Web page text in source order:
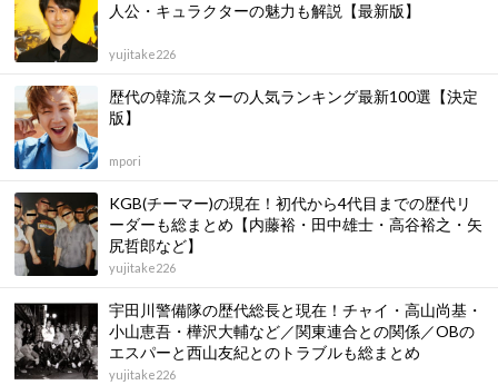
人公・キュラクターの魅力も解説【最新版】
yujitake226
歴代の韓流スターの人気ランキング最新100選【決定
版】
mpori
KGB(チーマー)の現在！初代から4代目までの歴代リ
ーダーも総まとめ【内藤裕・田中雄士・高谷裕之・矢
尻哲郎など】
yujitake226
宇田川警備隊の歴代総長と現在！チャイ・高山尚基・
小山恵吾・樺沢大輔など／関東連合との関係／OBの
エスパーと西山友紀とのトラブルも総まとめ
yujitake226